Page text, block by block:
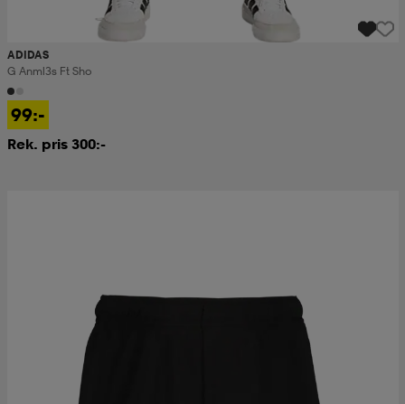
ADIDAS
G Anml3s Ft Sho
99:-
Rek. pris 300:-